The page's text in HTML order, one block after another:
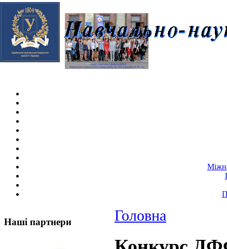
Skip navigation
Наші партнери Головна